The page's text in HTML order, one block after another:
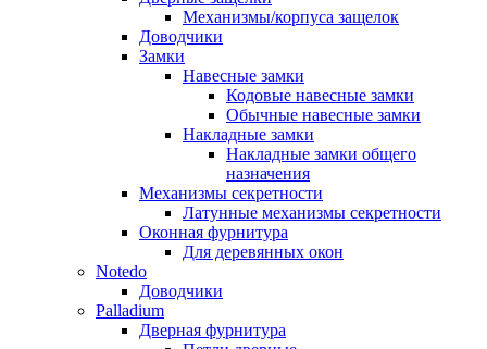
Механизмы/корпуса защелок
Доводчики
Замки
Навесные замки
Кодовые навесные замки
Обычные навесные замки
Накладные замки
Накладные замки общего
назначения
Механизмы секретности
Латунные механизмы секретности
Оконная фурнитура
Для деревянных окон
Notedo
Доводчики
Palladium
Дверная фурнитура